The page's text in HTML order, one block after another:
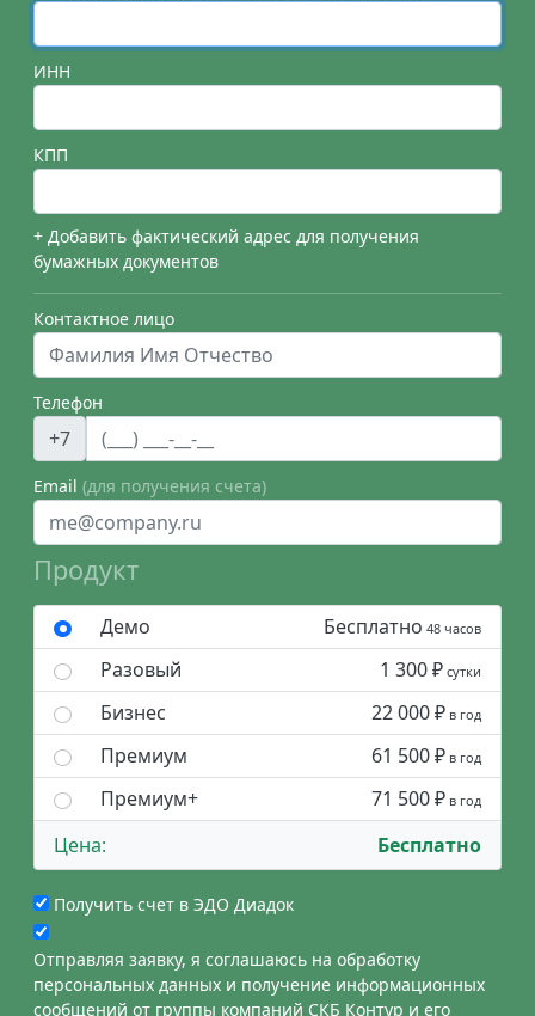
ИНН
КПП
+ Добавить фактический адрес для получения
бумажных документов
Контактное лицо
Телефон
+7
Email (для получения счета)
Продукт
Демо Бесплатно 48 часов
Разовый 1 300 ₽ сутки
Бизнес 22 000 ₽ в год
Премиум 61 500 ₽ в год
Премиум+ 71 500 ₽ в год
Цена: Бесплатно
Получить счет в ЭДО Диадок
Отправляя заявку, я соглашаюсь на обработку
персональных данных и получение информационных
сообщений от группы компаний СКБ Контур и его